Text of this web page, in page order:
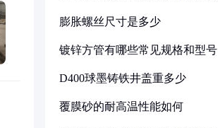
膨胀螺丝尺寸是多少
镀锌方管有哪些常见规格和型号
D400球墨铸铁井盖重多少
覆膜砂的耐高温性能如何